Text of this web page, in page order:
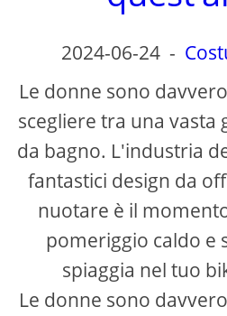
2024-06-24 -
Le donne sono
scegliere tra una vasta
da bagno. L'industria
fantastici design da
nuotare è il
pomeriggio caldo e
spiaggia nel tuo
Le donne sono